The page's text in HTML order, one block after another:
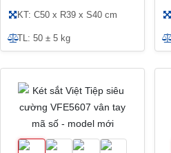
KT: C50 x R39 x S40 cm
TL: 50 ± 5 kg